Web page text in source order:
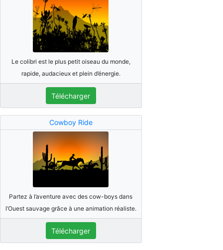
Le colibri est le plus petit oiseau du monde,
rapide, audacieux et plein d’énergie.
Télécharger
Cowboy Ride
Partez à l’aventure avec des cow-boys dans
l’Ouest sauvage grâce à une animation réaliste.
Télécharger